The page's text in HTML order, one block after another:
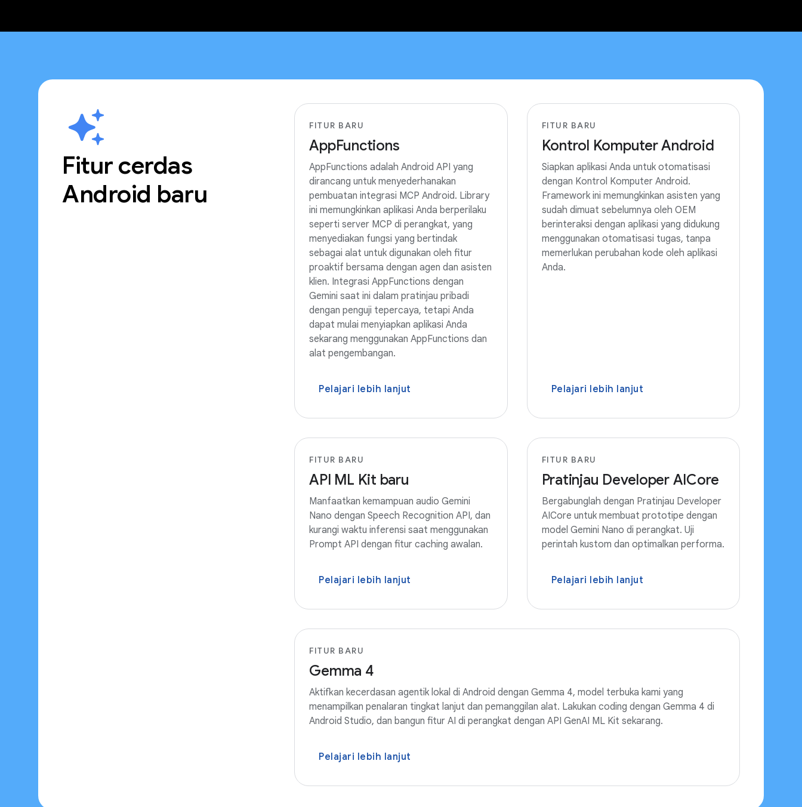
Fitur cerdas
Android baru
FITUR BARU
AppFunctions
AppFunctions adalah Android API yang
dirancang untuk menyederhanakan
pembuatan integrasi MCP Android. Library
ini memungkinkan aplikasi Anda berperilaku
seperti server MCP di perangkat, yang
menyediakan fungsi yang bertindak
sebagai alat untuk digunakan oleh fitur
proaktif bersama dengan agen dan asisten
klien. Integrasi AppFunctions dengan
Gemini saat ini dalam pratinjau pribadi
dengan penguji tepercaya, tetapi Anda
dapat mulai menyiapkan aplikasi Anda
sekarang menggunakan AppFunctions dan
alat pengembangan.
Pelajari lebih lanjut
FITUR BARU
Kontrol Komputer Android
Siapkan aplikasi Anda untuk otomatisasi
dengan Kontrol Komputer Android.
Framework ini memungkinkan asisten yang
sudah dimuat sebelumnya oleh OEM
berinteraksi dengan aplikasi yang didukung
menggunakan otomatisasi tugas, tanpa
memerlukan perubahan kode oleh aplikasi
Anda.
Pelajari lebih lanjut
FITUR BARU
API ML Kit baru
Manfaatkan kemampuan audio Gemini
Nano dengan Speech Recognition API, dan
kurangi waktu inferensi saat menggunakan
Prompt API dengan fitur caching awalan.
Pelajari lebih lanjut
FITUR BARU
Pratinjau Developer AICore
Bergabunglah dengan Pratinjau Developer
AICore untuk membuat prototipe dengan
model Gemini Nano di perangkat. Uji
perintah kustom dan optimalkan performa.
Pelajari lebih lanjut
FITUR BARU
Gemma 4
Aktifkan kecerdasan agentik lokal di Android dengan Gemma 4, model terbuka kami yang
menampilkan penalaran tingkat lanjut dan pemanggilan alat. Lakukan coding dengan Gemma 4 di
Android Studio, dan bangun fitur AI di perangkat dengan API GenAI ML Kit sekarang.
Pelajari lebih lanjut